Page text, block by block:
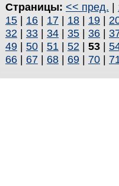
Страницы: << пред. |
15 | 16 | 17 | 18 | 19 |
32 | 33 | 34 | 35 | 36 |
49 | 50 | 51 | 52 | 53 |
66 | 67 | 68 | 69 | 70 |